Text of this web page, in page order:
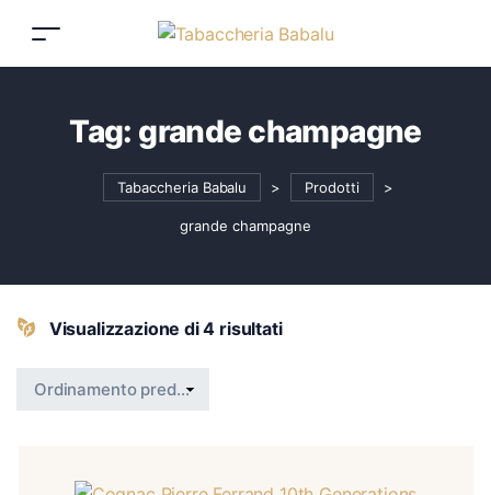
Tag: grande champagne
Tabaccheria Babalu > Prodotti >
grande champagne
Visualizzazione di 4 risultati